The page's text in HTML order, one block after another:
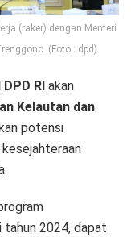
(raker) dengan Menteri
(Foto : dpd)
RI akan
Kelautan dan
potensi
tahun 2024, dapat